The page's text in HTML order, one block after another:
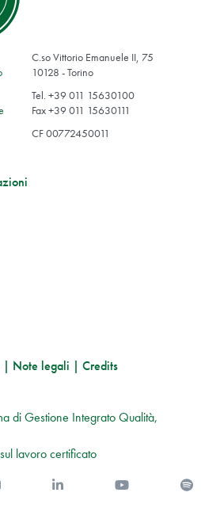
C.so Vittorio Emanuele II, 75
10128 - Torino
Tel. +39 011 15630100
Fax +39 011 15630111
CF 00772450011
| Note legali | Credits
di Gestione Integrato Qualità,
lavoro certificato
You Tube